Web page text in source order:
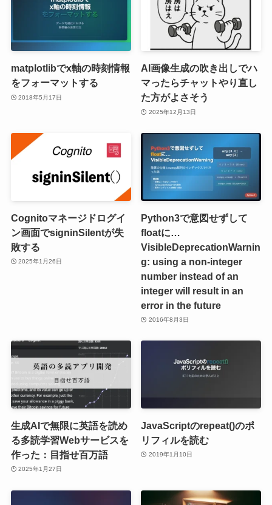
matplotlibでx軸の時刻情報
をフォーマットする
2018年5月17日
AI画像生成の吹き出しでハ
マったらチャットやり直し
た方がよさそう
2025年12月13日
Cognitoマネージドログイ
ン画面でsigninSilentが失
敗する
2025年1月26日
Python3で意図せずして
floatに…
VisibleDeprecationWarnin
g: using a non-integer
number instead of an
integer will result in an
error in the future
2016年8月3日
生成AIで無限に英語を読め
る多読学習Webサービスを
作った：目指せ百万語
2025年1月27日
JavaScriptのrepeat()のポ
リフィルを読む
2019年1月10日